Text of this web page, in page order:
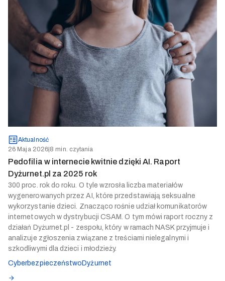
Aktualność
26 Maja 2026 8 min. czytania
Pedofilia w internecie kwitnie dzięki AI. Raport
Dyżurnet.pl za 2025 rok
300 proc. rok do roku. O tyle wzrosła liczba materiałów
wygenerowanych przez AI, które przedstawiają seksualne
wykorzystanie dzieci. Znacząco rośnie udział komunikatorów
internetowych w dystrybucji CSAM. O tym mówi raport roczny z
działań Dyżurnet.pl - zespołu, który w ramach NASK przyjmuje i
analizuje zgłoszenia związane z treściami nielegalnymi i
szkodliwymi dla dzieci i młodzieży.
Cyberbezpieczeństwo Dyżurnet